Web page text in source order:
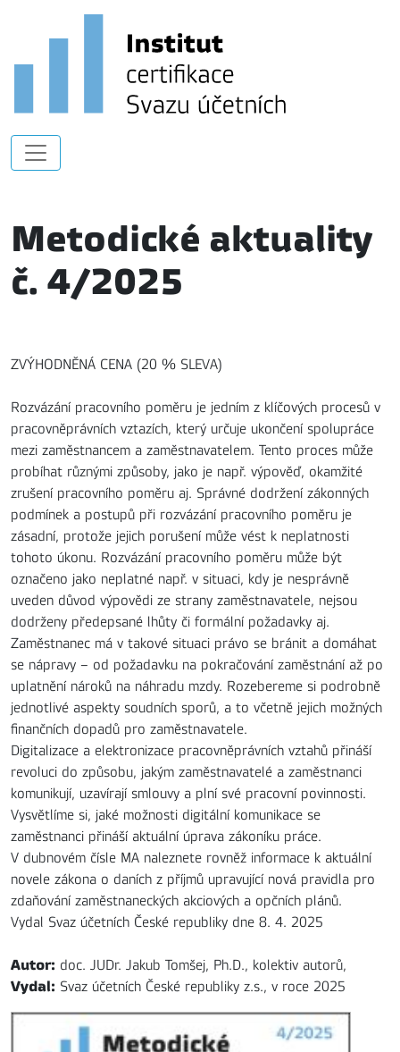
Metodické aktuality
č. 4/2025
ZVÝHODNĚNÁ CENA (20 % SLEVA)
Rozvázání pracovního poměru je jedním z klíčových procesů v
pracovněprávních vztazích, který určuje ukončení spolupráce
mezi zaměstnancem a zaměstnavatelem. Tento proces může
probíhat různými způsoby, jako je např. výpověď, okamžité
zrušení pracovního poměru aj. Správné dodržení zákonných
podmínek a postupů při rozvázání pracovního poměru je
zásadní, protože jejich porušení může vést k neplatnosti
tohoto úkonu. Rozvázání pracovního poměru může být
označeno jako neplatné např. v situaci, kdy je nesprávně
uveden důvod výpovědi ze strany zaměstnavatele, nejsou
dodrženy předepsané lhůty či formální požadavky aj.
Zaměstnanec má v takové situaci právo se bránit a domáhat
se nápravy – od požadavku na pokračování zaměstnání až po
uplatnění nároků na náhradu mzdy. Rozebereme si podrobně
jednotlivé aspekty soudních sporů, a to včetně jejich možných
finančních dopadů pro zaměstnavatele.
Digitalizace a elektronizace pracovněprávních vztahů přináší
revoluci do způsobu, jakým zaměstnavatelé a zaměstnanci
komunikují, uzavírají smlouvy a plní své pracovní povinnosti.
Vysvětlíme si, jaké možnosti digitální komunikace se
zaměstnanci přináší aktuální úprava zákoníku práce.
V dubnovém čísle MA naleznete rovněž informace k aktuální
novele zákona o daních z příjmů upravující nová pravidla pro
zdaňování zaměstnaneckých akciových a opčních plánů.
Vydal Svaz účetních České republiky dne 8. 4. 2025
Autor: doc. JUDr. Jakub Tomšej, Ph.D., kolektiv autorů,
Vydal: Svaz účetních České republiky z.s., v roce 2025